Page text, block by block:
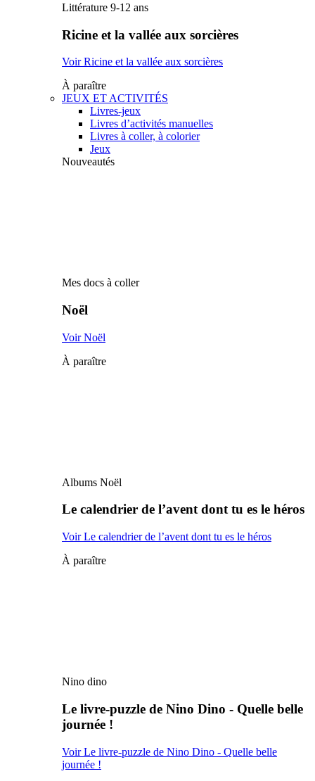
Littérature 9-12 ans
Ricine et la vallée aux sorcières
Voir Ricine et la vallée aux sorcières
À paraître
JEUX ET ACTIVITÉS
Livres-jeux
Livres d’activités manuelles
Livres à coller, à colorier
Jeux
Nouveautés
Mes docs à coller
Noël
Voir Noël
À paraître
Albums Noël
Le calendrier de l’avent dont tu es le héros
Voir Le calendrier de l’avent dont tu es le héros
À paraître
Nino dino
Le livre-puzzle de Nino Dino - Quelle belle
journée !
Voir Le livre-puzzle de Nino Dino - Quelle belle
journée !